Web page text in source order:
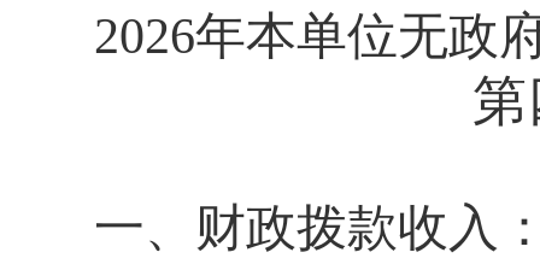
2026年本单位无政
一、财政拨款收入